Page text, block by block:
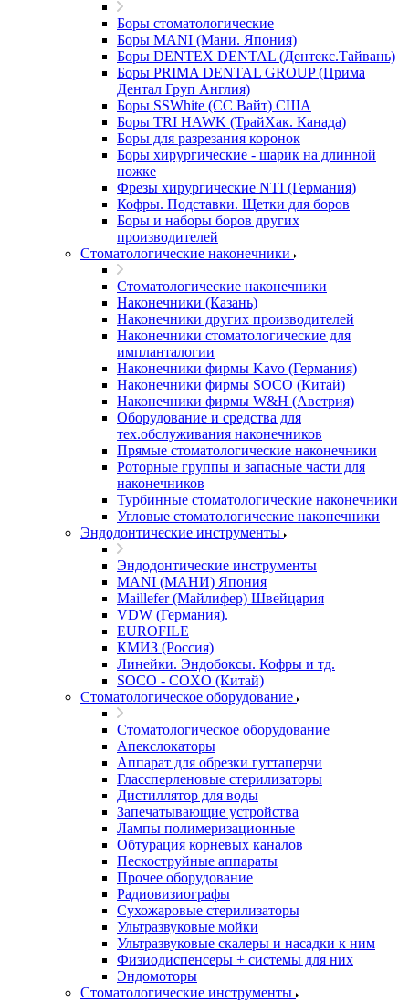
Боры стоматологические
Боры MANI (Мани. Япония)
Боры DENTEX DENTAL (Дентекс.Тайвань)
Боры PRIMA DENTAL GROUP (Прима
Дентал Груп Англия)
Боры SSWhite (СС Вайт) США
Боры TRI HAWK (ТрайХак. Канада)
Боры для разрезания коронок
Боры хирургические - шарик на длинной
ножке
Фрезы хирургические NTI (Германия)
Кофры. Подставки. Щетки для боров
Боры и наборы боров других
производителей
Стоматологические наконечники
Стоматологические наконечники
Наконечники (Казань)
Наконечники других производителей
Наконечники стоматологические для
импланталогии
Наконечники фирмы Kavo (Германия)
Наконечники фирмы SOCO (Китай)
Наконечники фирмы W&H (Австрия)
Оборудование и средства для
тех.обслуживания наконечников
Прямые стоматологические наконечники
Роторные группы и запасные части для
наконечников
Турбинные стоматологические наконечники
Угловые стоматологические наконечники
Эндодонтические инструменты
Эндодонтические инструменты
MANI (МАНИ) Япония
Maillefer (Майлифер) Швейцария
VDW (Германия).
EUROFILE
КМИЗ (Россия)
Линейки. Эндобоксы. Кофры и тд.
SOCO - COXO (Китай)
Стоматологическое оборудование
Стоматологическое оборудование
Апекслокаторы
Аппарат для обрезки гуттаперчи
Глассперленовые стерилизаторы
Дистиллятор для воды
Запечатывающие устройства
Лампы полимеризационные
Обтурация корневых каналов
Пескоструйные аппараты
Прочее оборудование
Радиовизиографы
Сухожаровые стерилизаторы
Ультразвуковые мойки
Ультразвуковые скалеры и насадки к ним
Физиодиспенсеры + системы для них
Эндомоторы
Стоматологические инструменты